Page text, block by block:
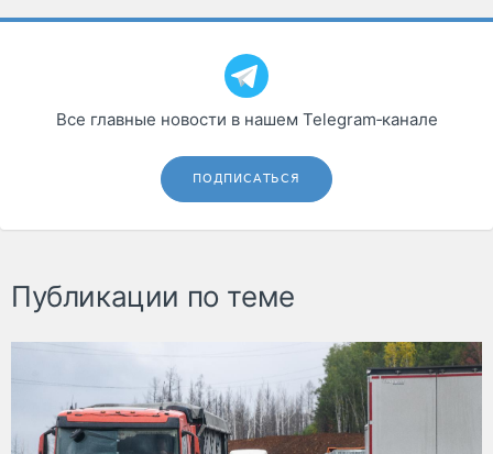
Все главные новости в нашем Telegram‑канале
ПОДПИСАТЬСЯ
Публикации по теме